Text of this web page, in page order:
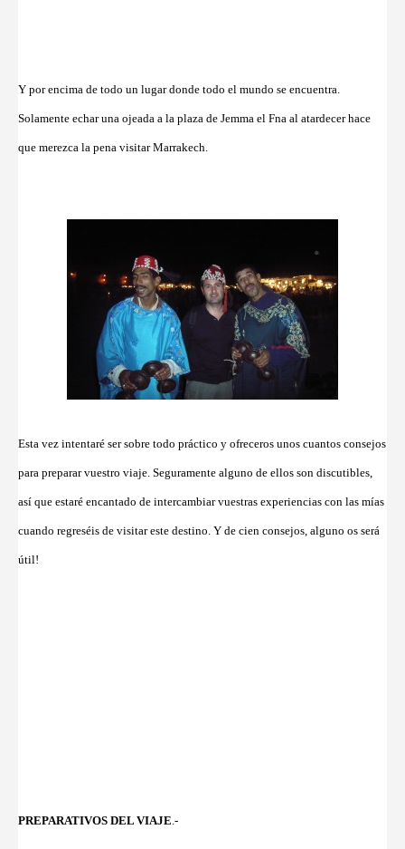
Y por encima de todo un lugar donde todo el mundo se encuentra.
Solamente echar una ojeada a la plaza de Jemma el Fna al atardecer hace
que merezca la pena visitar Marrakech.
Esta vez intentaré ser sobre todo práctico y ofreceros unos cuantos consejos
para preparar vuestro viaje. Seguramente alguno de ellos son discutibles,
así que estaré encantado de intercambiar vuestras experiencias con las mías
cuando regreséis de visitar este destino. Y de cien consejos, alguno os será
útil!
PREPARATIVOS DEL VIAJE .-